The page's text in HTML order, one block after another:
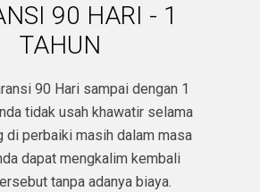
90 HARI - 1
TAHUN
90 Hari sampai dengan 1
tidak usah khawatir selama
di perbaiki masih dalam masa
dapat mengkalim kembali
tanpa adanya biaya.​